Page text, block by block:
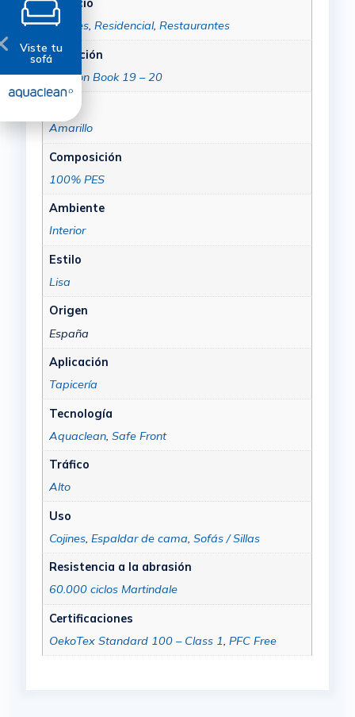
Espacio
Hoteles, Residencial, Restaurantes
Colección
Fashion Book 19 – 20
Amarillo
Composición
100% PES
Ambiente
Interior
Estilo
Lisa
Origen
España
Aplicación
Tapicería
Tecnología
Aquaclean, Safe Front
Tráfico
Alto
Uso
Cojines, Espaldar de cama, Sofás / Sillas
Resistencia a la abrasión
60.000 ciclos Martindale
Certificaciones
OekoTex Standard 100 – Class 1, PFC Free
Viste tu
sofá